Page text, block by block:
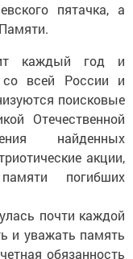
пятачка, а
каждый год и
со всей России и
поисковые
Отечественной
найденных
акции,
погибших
почти каждой
и уважать память
обязанность